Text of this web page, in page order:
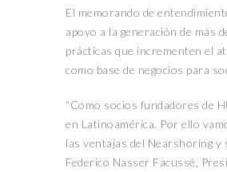
El memorando de
apoyo a la generación de más
prácticas que incrementen el
como base de negocios para
“Como socios fundadores de
en Latinoamérica. Por ello
las ventajas del Nearshoring y
Federico Nasser Facussé,